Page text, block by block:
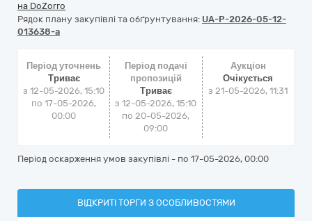
на DoZorro
Рядок плану закупівлі та обґрунтування: UA-P-2026-05-12-
013638-a
Період уточнень
Триває
з 12-05-2026, 15:10
по 17-05-2026,
00:00
Період подачі
пропозицій
Триває
з 12-05-2026, 15:10
по 20-05-2026,
09:00
Аукціон
Очікується
з21-05-2026, 11:31
Період оскарження умов закупівлі - по 17-05-2026, 00:00
ВІДКРИТІ ТОРГИ З ОСОБЛИВОСТЯМИ